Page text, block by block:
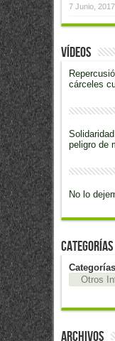
7 Junio, 2017
Vídeos
cárceles
peligro de
No lo
Categorías
Categorías
Archivos